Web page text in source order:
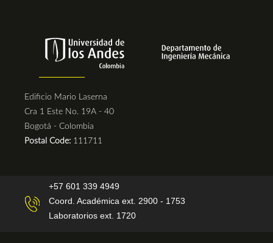
Edificio Mario Laserna
Cra 1 Este No. 19A - 40
Bogotá - Colombia
Postal Code: 111711
+57 601 339 4949
Coord. Académica ext. 2900 - 1753
Laboratorios ext. 1720